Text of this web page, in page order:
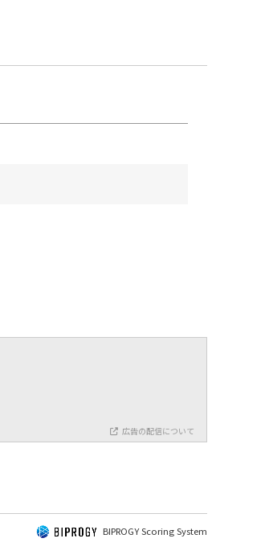
広告の配信について
BIPROGY Scoring System